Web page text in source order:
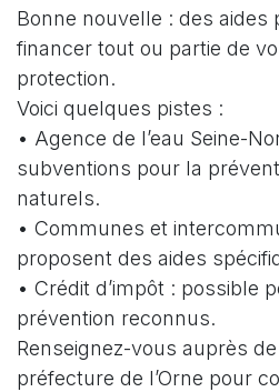
Bonne nouvelle : des aides
financer tout ou partie de
protection.
Voici quelques pistes :
• Agence de l’eau Seine-
subventions pour la
naturels.
• Communes et
proposent des aides
• Crédit d’impôt : possible
prévention reconnus.
Renseignez-vous auprès
préfecture de l’Orne pour